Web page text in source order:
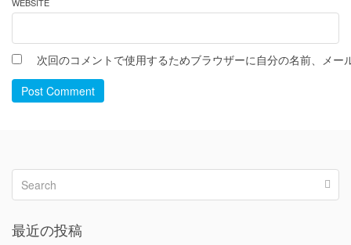
次回のコメントで使用するためブラウザーに自分の名前、メー
Post Comment
最近の投稿